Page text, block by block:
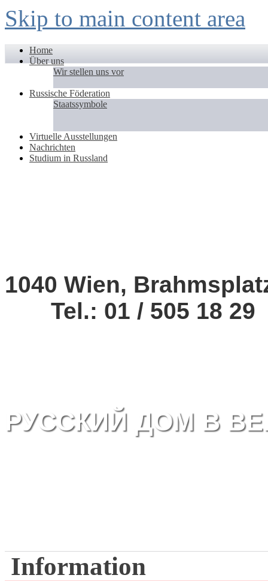
Skip to main content area
Home
Über uns
Wir stellen uns vor
Russische Föderation
Staatssymbole
Virtuelle Ausstellungen
Nachrichten
Studium in Russland
1040 Wien,
Tel.: 01 / 505 18 29
РУССКИЙ ДОМ В
Information